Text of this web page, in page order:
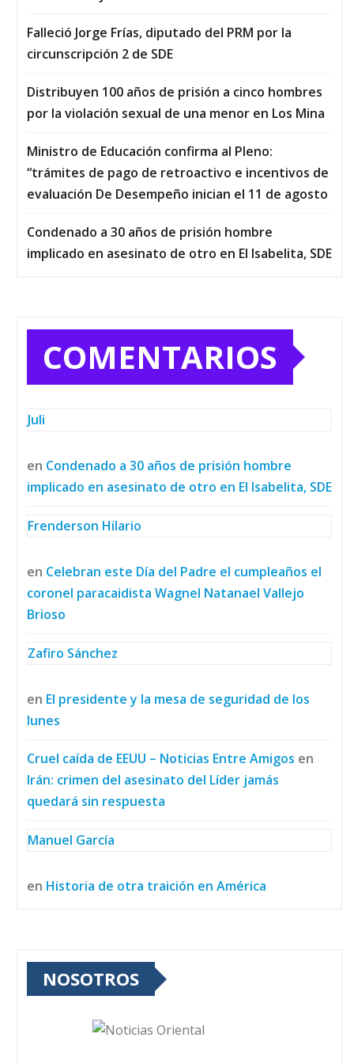
Falleció Jorge Frías, diputado del PRM por la
circunscripción 2 de SDE
Distribuyen 100 años de prisión a cinco hombres
por la violación sexual de una menor en Los Mina
Ministro de Educación confirma al Pleno:
“trámites de pago de retroactivo e incentivos de
evaluación De Desempeño inician el 11 de agosto
Condenado a 30 años de prisión hombre
implicado en asesinato de otro en El Isabelita, SDE
COMENTARIOS
Juli
en Condenado a 30 años de prisión hombre
implicado en asesinato de otro en El Isabelita, SDE
Frenderson Hilario
en Celebran este Día del Padre el cumpleaños el
coronel paracaidista Wagnel Natanael Vallejo
Brioso
Zafiro Sánchez
en El presidente y la mesa de seguridad de los
lunes
Cruel caída de EEUU – Noticias Entre Amigos en
Irán: crimen del asesinato del Líder jamás
quedará sin respuesta
Manuel García
en Historia de otra traición en América
NOSOTROS